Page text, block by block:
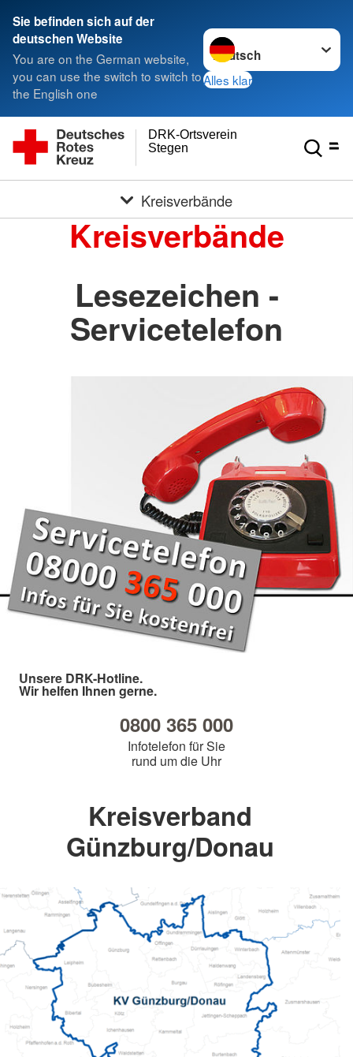
Sie befinden sich auf der
deutschen Website
You are on the German website,
you can use the switch to switch to
the English one
Sprache wechseln zu
Alles klar
Stegen
DRK-Ortsverein
Kreisverbände
Kreisverbände
Lesezeichen -
Servicetelefon
Unsere DRK-Hotline.
Wir helfen Ihnen gerne.
0800 365 000
Infotelefon für Sie
rund um die Uhr
Kreisverband
Günzburg/Donau